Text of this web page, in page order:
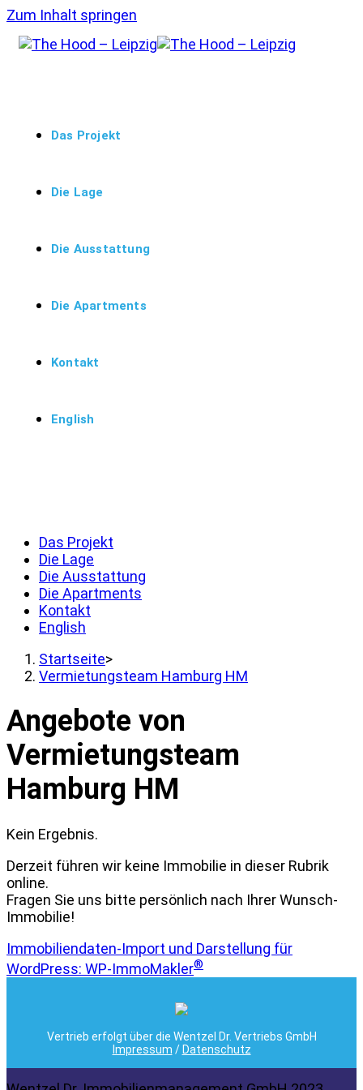
Zum Inhalt springen
Das Projekt
Die Lage
Die Ausstattung
Die Apartments
Kontakt
English
Das Projekt
Die Lage
Die Ausstattung
Die Apartments
Kontakt
English
Startseite>
Vermietungsteam Hamburg HM
Angebote von
Vermietungsteam
Hamburg HM
Kein Ergebnis.
Derzeit führen wir keine Immobilie in dieser Rubrik
online.
Fragen Sie uns bitte persönlich nach Ihrer Wunsch-
Immobilie!
Immobiliendaten-Import und Darstellung für
WordPress: WP-ImmoMakler®
Vertrieb erfolgt über die Wentzel Dr. Vertriebs GmbH
Impressum / Datenschutz